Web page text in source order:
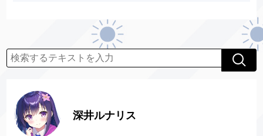
深井ルナリス